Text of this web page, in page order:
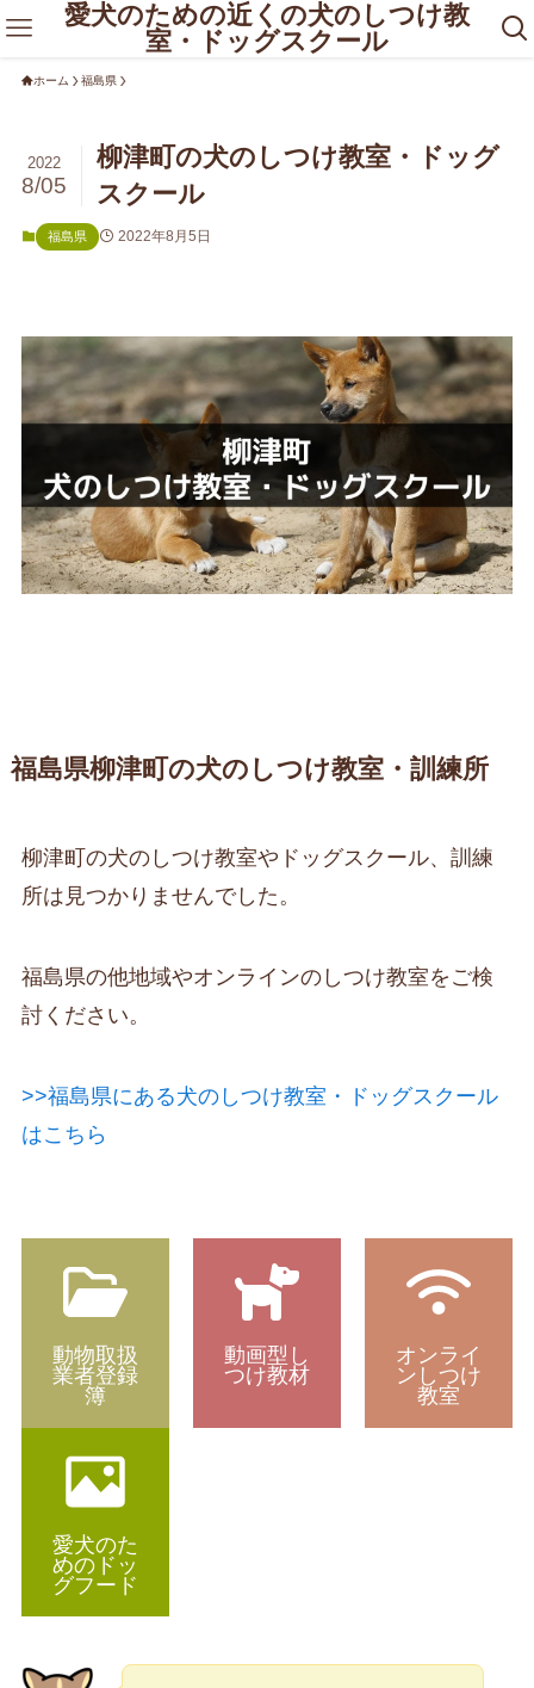
愛犬のための近くの犬のしつけ教
室・ドッグスクール
ホーム 福島県
柳津町の犬のしつけ教室・ドッグ
スクール
2022
8/05
福島県 2022年8月5日
福島県柳津町の犬のしつけ教室・訓練所
柳津町の犬のしつけ教室やドッグスクール、訓練
所は見つかりませんでした。
福島県の他地域やオンラインのしつけ教室をご検
討ください。
>>福島県にある犬のしつけ教室・ドッグスクール
はこちら
動物取扱
業者登録
簿
動画型し
つけ教材
オンライ
ンしつけ
教室
愛犬のた
めのドッ
グフード